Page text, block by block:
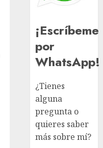
¡Escríbeme
por
WhatsApp!
¿Tienes
alguna
pregunta o
quieres saber
más sobre mí?